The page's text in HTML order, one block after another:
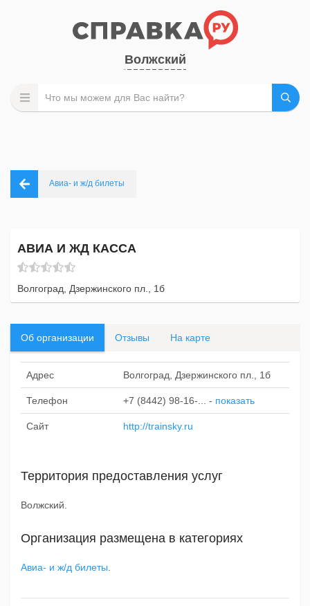
Волжский
Авиа- и ж/д билеты
АВИА И ЖД КАССА
Волгоград, Дзержинского пл., 1б
Об организации Отзывы На карте
Адрес Волгоград, Дзержинского пл., 1б
Телефон +7 (8442) 98-16-... - показать
Сайт http://trainsky.ru
Территория предоставления услуг
Волжский.
Организация размещена в категориях
Авиа- и ж/д билеты